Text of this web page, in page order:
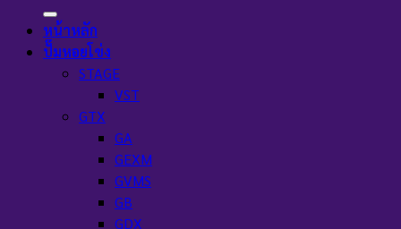
หน้าหลัก
ปั๊มหอยโข่ง
STAGE
VST
GTX
GA
GEXM
GVMS
GB
GDX